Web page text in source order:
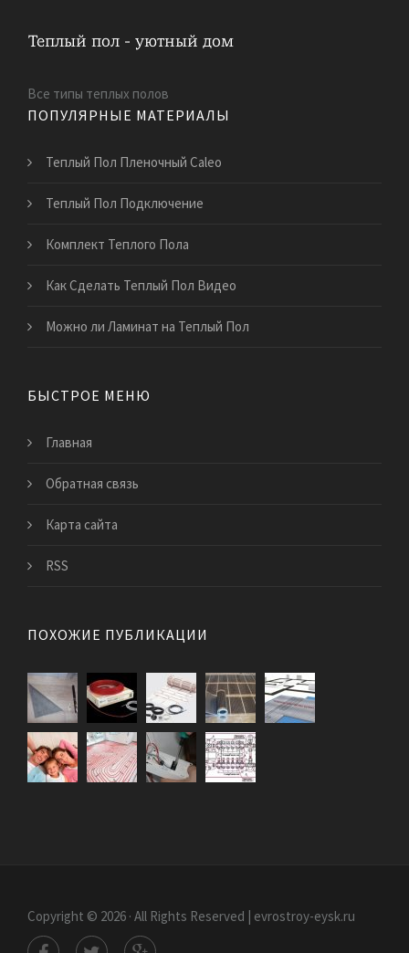
Все типы теплых полов
ПОПУЛЯРНЫЕ МАТЕРИАЛЫ
Теплый Пол Пленочный Caleo
Теплый Пол Подключение
Комплект Теплого Пола
Как Сделать Теплый Пол Видео
Можно ли Ламинат на Теплый Пол
БЫСТРОЕ МЕНЮ
Главная
Обратная связь
Карта сайта
RSS
ПОХОЖИЕ ПУБЛИКАЦИИ
Copyright © 2026 · All Rights Reserved | evrostroy-eysk.ru